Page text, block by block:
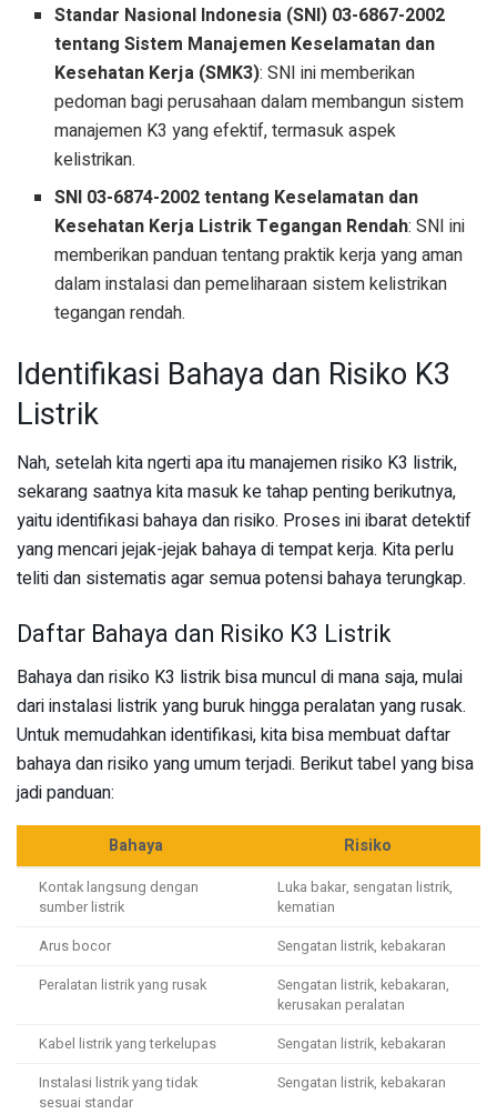
Standar Nasional Indonesia (SNI) 03-6867-2002
tentang Sistem Manajemen Keselamatan dan
Kesehatan Kerja (SMK3): SNI ini memberikan
pedoman bagi perusahaan dalam membangun sistem
manajemen K3 yang efektif, termasuk aspek
kelistrikan.
SNI 03-6874-2002 tentang Keselamatan dan
Kesehatan Kerja Listrik Tegangan Rendah: SNI ini
memberikan panduan tentang praktik kerja yang aman
dalam instalasi dan pemeliharaan sistem kelistrikan
tegangan rendah.
Identifikasi Bahaya dan Risiko K3
Listrik
Nah, setelah kita ngerti apa itu manajemen risiko K3 listrik,
sekarang saatnya kita masuk ke tahap penting berikutnya,
yaitu identifikasi bahaya dan risiko. Proses ini ibarat detektif
yang mencari jejak-jejak bahaya di tempat kerja. Kita perlu
teliti dan sistematis agar semua potensi bahaya terungkap.
Daftar Bahaya dan Risiko K3 Listrik
Bahaya dan risiko K3 listrik bisa muncul di mana saja, mulai
dari instalasi listrik yang buruk hingga peralatan yang rusak.
Untuk memudahkan identifikasi, kita bisa membuat daftar
bahaya dan risiko yang umum terjadi. Berikut tabel yang bisa
jadi panduan:
Bahaya Risiko
Kontak langsung dengan
sumber listrik
Luka bakar, sengatan listrik,
kematian
Arus bocor
Sengatan listrik, kebakaran
Peralatan listrik yang rusak
Sengatan listrik, kebakaran,
kerusakan peralatan
Kabel listrik yang terkelupas
Sengatan listrik, kebakaran
Instalasi listrik yang tidak
sesuai standar
Sengatan listrik, kebakaran